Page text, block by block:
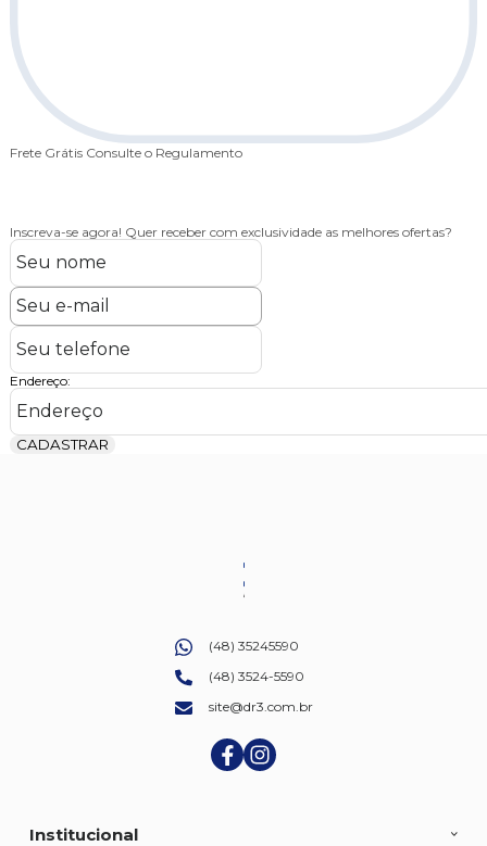
Frete Grátis Consulte o Regulamento
Inscreva-se agora! Quer receber com exclusividade as melhores ofertas?
Endereço:
CADASTRAR
(48) 35245590
(48) 3524-5590
site@dr3.com.br
Institucional